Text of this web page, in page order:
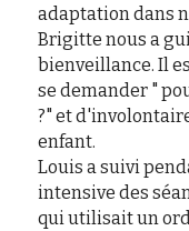
adaptation dans
Brigitte nous a
bienveillance. Il
se demander "
?" et
enfant.
Louis a suivi
intensive des
qui utilisait un